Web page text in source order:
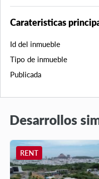
Carateristicas
Id del inmueble
Tipo de inmueble
Publicada
Desarrollos
RENT